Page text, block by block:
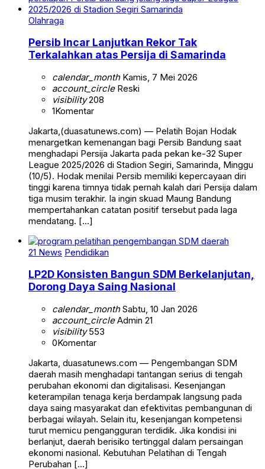
Olahraga
Persib Incar Lanjutkan Rekor Tak
Terkalahkan atas Persija di Samarinda
calendar_monthKamis, 7 Mei 2026
account_circleReski
visibility208
1Komentar
Jakarta,(duasatunews.com) — Pelatih Bojan Hodak
menargetkan kemenangan bagi Persib Bandung saat
menghadapi Persija Jakarta pada pekan ke-32 Super
League 2025/2026 di Stadion Segiri, Samarinda, Minggu
(10/5). Hodak menilai Persib memiliki kepercayaan diri
tinggi karena timnya tidak pernah kalah dari Persija dalam
tiga musim terakhir. Ia ingin skuad Maung Bandung
mempertahankan catatan positif tersebut pada laga
mendatang. […]
21 News Pendidikan
LP2D Konsisten Bangun SDM Berkelanjutan,
Dorong Daya Saing Nasional
calendar_monthSabtu, 10 Jan 2026
account_circleAdmin 21
visibility553
0Komentar
Jakarta, duasatunews.com — Pengembangan SDM
daerah masih menghadapi tantangan serius di tengah
perubahan ekonomi dan digitalisasi. Kesenjangan
keterampilan tenaga kerja berdampak langsung pada
daya saing masyarakat dan efektivitas pembangunan di
berbagai wilayah. Selain itu, kesenjangan kompetensi
turut memicu pengangguran terdidik. Jika kondisi ini
berlanjut, daerah berisiko tertinggal dalam persaingan
ekonomi nasional. Kebutuhan Pelatihan di Tengah
Perubahan […]